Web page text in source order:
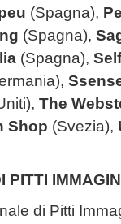
(Spagna),
(Spagna),
(Spagna),
The
Shop (Svezia),
PITTI
di Pitti